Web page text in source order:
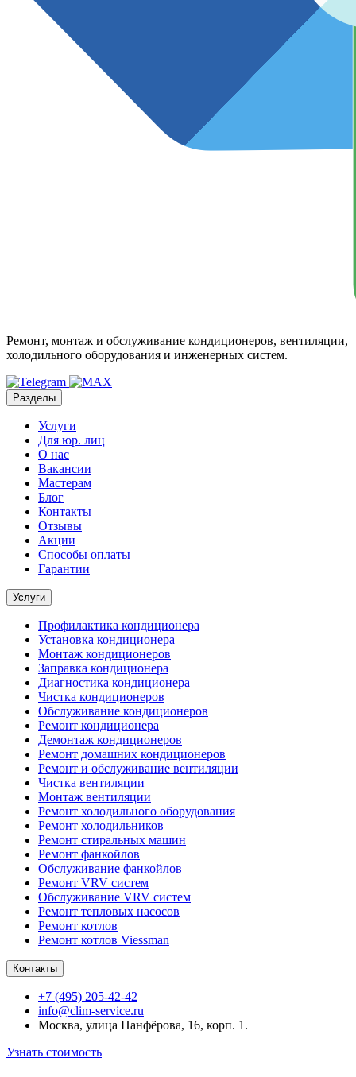
Ремонт, монтаж и обслуживание кондиционеров, вентиляции,
холодильного оборудования и инженерных систем.
Разделы
Услуги
Для юр. лиц
О нас
Вакансии
Мастерам
Блог
Контакты
Отзывы
Акции
Способы оплаты
Гарантии
Услуги
Профилактика кондиционера
Установка кондиционера
Монтаж кондиционеров
Заправка кондиционера
Диагностика кондиционера
Чистка кондиционеров
Обслуживание кондиционеров
Ремонт кондиционера
Демонтаж кондиционеров
Ремонт домашних кондиционеров
Ремонт и обслуживание вентиляции
Чистка вентиляции
Монтаж вентиляции
Ремонт холодильного оборудования
Ремонт холодильников
Ремонт стиральных машин
Ремонт фанкойлов
Обслуживание фанкойлов
Ремонт VRV систем
Обслуживание VRV систем
Ремонт тепловых насосов
Ремонт котлов
Ремонт котлов Viessman
Контакты
+7 (495) 205-42-42
info@clim-service.ru
Москва, улица Панфёрова, 16, корп. 1.
Узнать стоимость